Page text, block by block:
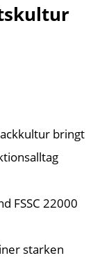
bringt
FSSC 22000
starken